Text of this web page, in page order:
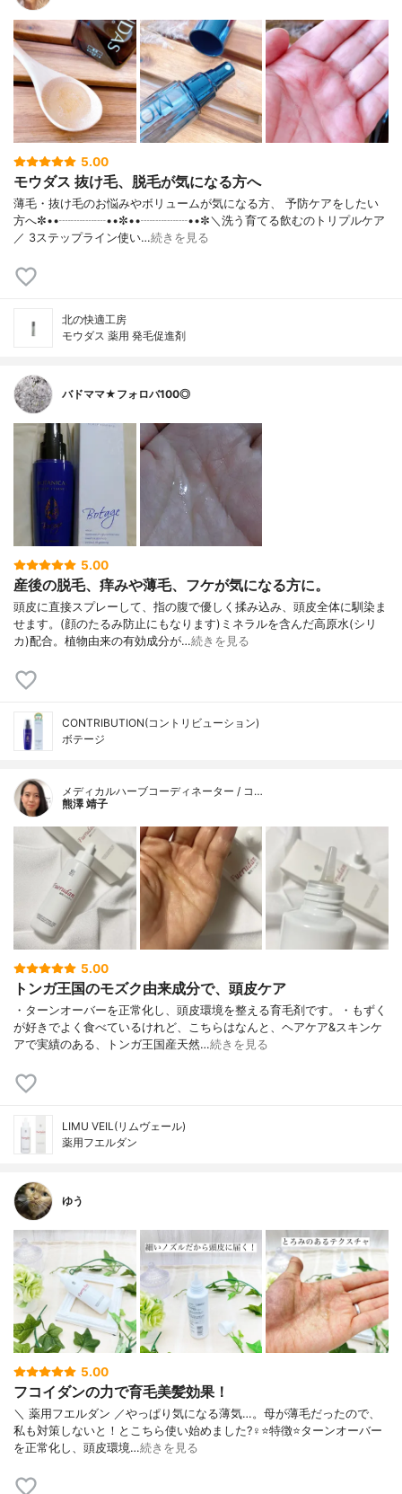
5.00
モウダス 抜け毛、脱毛が気になる方へ
薄毛・抜け毛のお悩みやボリュームが気になる方、 予防ケアをしたい
方へ✼••┈┈┈┈••✼••┈┈┈┈••✼＼洗う育てる飲むのトリプルケア
／ 3ステップライン使い…続きを見る
北の快適工房
モウダス 薬用 発毛促進剤
バドママ★フォロバ100◎
5.00
産後の脱毛、痒みや薄毛、フケが気になる方に。
頭皮に直接スプレーして、指の腹で優しく揉み込み、頭皮全体に馴染ま
せます。(顔のたるみ防止にもなります)ミネラルを含んだ高原水(シリ
カ)配合。植物由来の有効成分が…続きを見る
CONTRIBUTION(コントリビューション)
ボテージ
メディカルハーブコーディネーター / コ…
熊澤 靖子
5.00
トンガ王国のモズク由来成分で、頭皮ケア
・ターンオーバーを正常化し、頭皮環境を整える育毛剤です。・もずく
が好きでよく食べているけれど、こちらはなんと、ヘアケア&スキンケ
アで実績のある、トンガ王国産天然…続きを見る
LIMU VEIL(リムヴェール)
薬用フエルダン
ゆう
5.00
フコイダンの力で育毛美髪効果！
＼ 薬用フエルダン ／やっぱり気になる薄気…。母が薄毛だったので、
私も対策しないと！とこちら使い始めました?‍♀️⭐️特徴⭐️ターンオーバー
を正常化し、頭皮環境…続きを見る